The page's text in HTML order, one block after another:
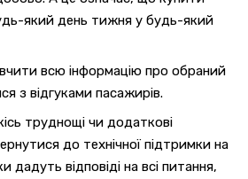
який день тижня у будь-який
всю інформацію про обраний
з відгуками пасажирів.
труднощі чи додаткові
до технічної підтримки на
дадуть відповіді на всі питання,